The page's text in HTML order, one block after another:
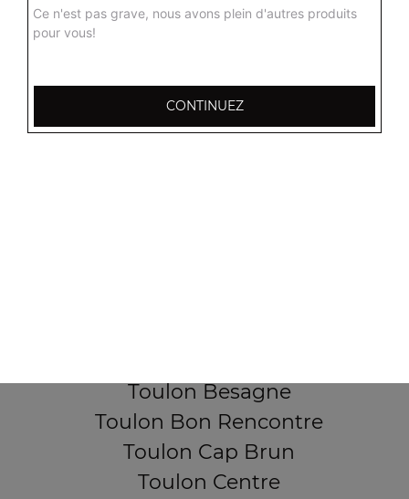
Toulon Besagne
Toulon Bon Rencontre
Toulon Cap Brun
Toulon Centre
Ce n'est pas grave, nous avons plein d'autres produits
pour vous!
CONTINUEZ